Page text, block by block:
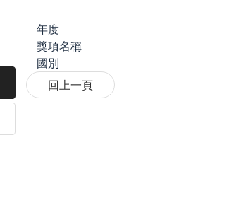
年度
獎項名稱
國別